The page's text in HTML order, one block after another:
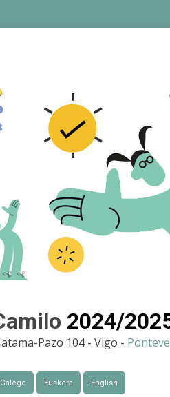
2024/
Pazo 104 - Vigo -
Galego Euskera English